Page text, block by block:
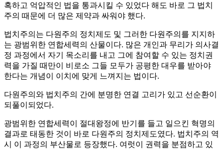
혹하고 억압적인 법을 통과시킬 수 있었다 해도 바로 그 법치
주의 때문에 더 많은 제약과 싸워야 했다.
법치주의는 다원주의 정치제도 및 그러한 다원주의를 지지하
는 광범위한 연합세력의 산물이다. 많은 개인과 무리가 의사결
정 과정에서 자기 목소리를 내고 그에 참여할 수 있는 정치권
력을 가질 때만이 비로소 그들 모두가 공평한 대우를 받아야
한다는 개념이 이치에 맞게 느껴지는 법이다.
다원주의와 법치주의 간에 분명한 연결 고리가 있고 선순환이
되풀이되었다.
광범위한 연합세력이 절대왕정에 반기를 들고 일으킨 혁명의
결과로 태동한 것이 바로 다원주의 정치제도였다. 법치주의 역
시 이 과정의 부산물로 등장했다. 여럿이 권력을 분점하고 있